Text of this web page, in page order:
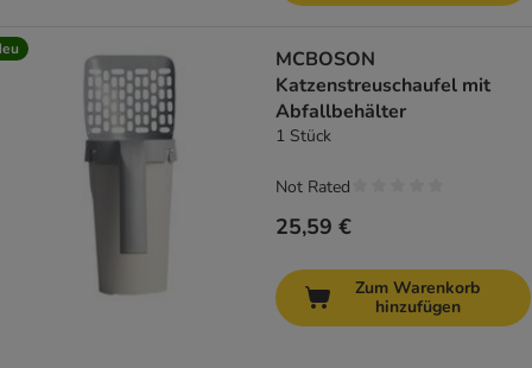
MCBOSON
Katzenstreuschaufel mit
Abfallbehälter
1 Stück
25,59 €
Not Rated
Zum Warenkorb
hinzufügen